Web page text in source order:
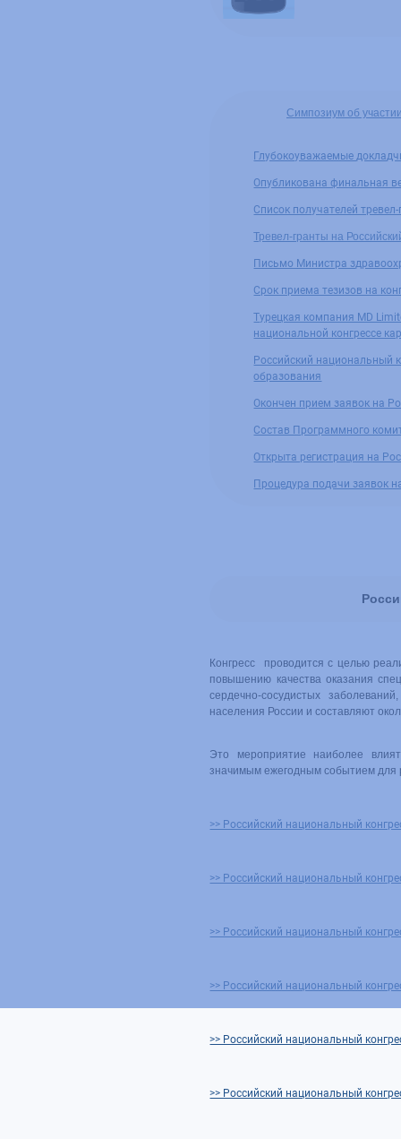
Симпозиум об
Глубокоуважаемые
Опубликована финальная
Список получателей
Тревел-гранты на
Письмо Министра
Срок приема тезизов на
Турецкая компания MD
национальной конгрессе
Российский национальный
образования
Окончен прием заявок на
Cостав Программного
Открыта регистрация на
Процедура подачи заявок
Конгресс проводится с целью
повышению качества оказания
сердечно-сосудистых
населения России и составляют
Это мероприятие наиболее
значимым ежегодным событием для
>> Российский национальный
>> Российский национальный
>> Российский национальный
>> Российский национальный
>> Российский национальный
>> Российский национальный